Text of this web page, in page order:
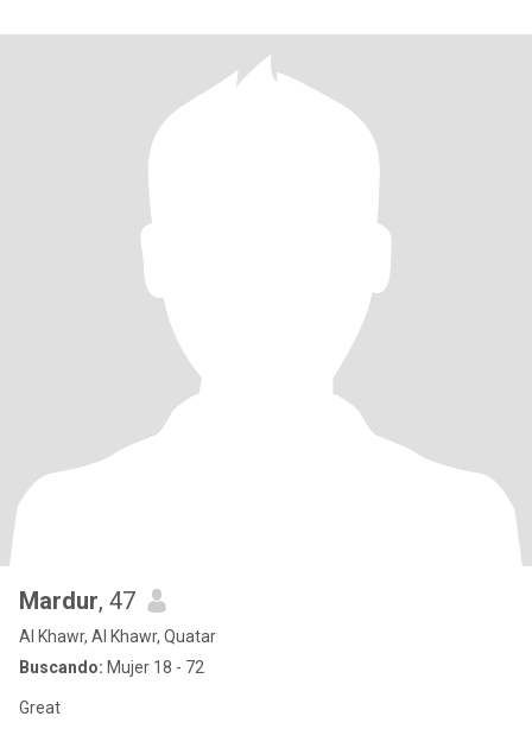
Mardur, 47
Al Khawr, Al Khawr, Quatar
Buscando: Mujer 18 - 72
Great